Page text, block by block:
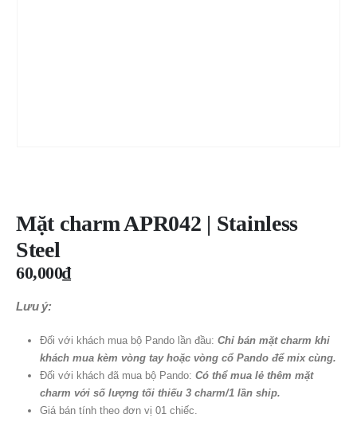
Mặt charm APR042 | Stainless
Steel
60,000₫
Lưu ý:
Đối với khách mua bộ Pando lần đầu: Chỉ bán mặt charm khi
khách mua kèm vòng tay hoặc vòng cổ Pando để mix cùng.
Đối với khách đã mua bộ Pando: Có thể mua lẻ thêm mặt
charm với số lượng tối thiếu 3 charm/1 lần ship.
Giá bán tính theo đơn vị 01 chiếc.